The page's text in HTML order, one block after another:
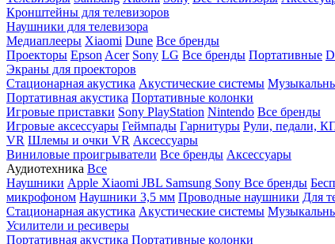
Кронштейны для телевизоров
Наушники для телевизора
Медиаплееры Xiaomi Dune Все бренды
Проекторы Epson Acer Sony LG Все бренды Портативные
Экраны для проекторов
Стационарная акустика Акустические системы
Портативная акустика Портативные колонки
Игровые приставки Sony PlayStation Nintendo Все бренды
Игровые аксессуары Геймпады Гарнитуры Рули, педали,
VR Шлемы и очки VR Аксессуары
Виниловые проигрыватели Все бренды Аксессуары
Аудиотехника Все
Наушники Apple Xiaomi JBL Samsung Sony Все бренды
микрофоном Наушники 3,5 мм Проводные наушники Для
Стационарная акустика Акустические системы
Усилители и ресиверы
Портативная акустика Портативные колонки